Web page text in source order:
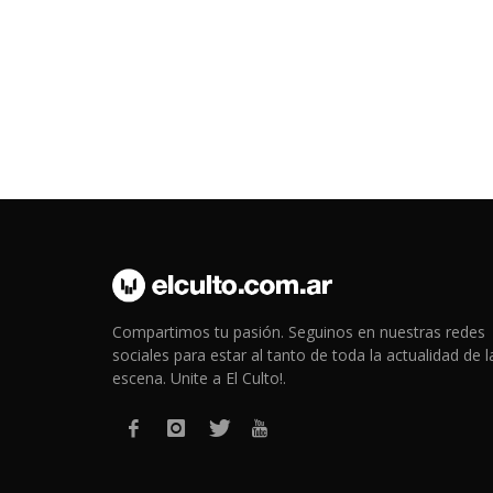
Compartimos tu pasión. Seguinos en nuestras redes
sociales para estar al tanto de toda la actualidad de
escena. Unite a El Culto!.